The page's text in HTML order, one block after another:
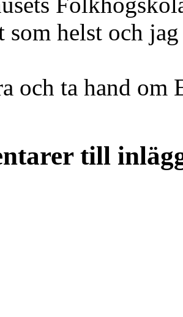
helst och jag
och ta hand om
till